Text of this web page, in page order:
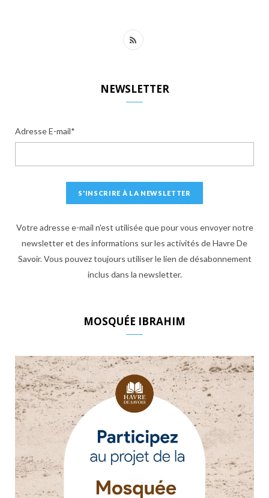
R
NEWSLETTER
Adresse E-mail*
Votre adresse e-mail n'est utilisée que pour vous envoyer notre
newsletter et des informations sur les activités de Havre De
Savoir. Vous pouvez toujours utiliser le lien de désabonnement
inclus dans la newsletter.
MOSQUÉE IBRAHIM